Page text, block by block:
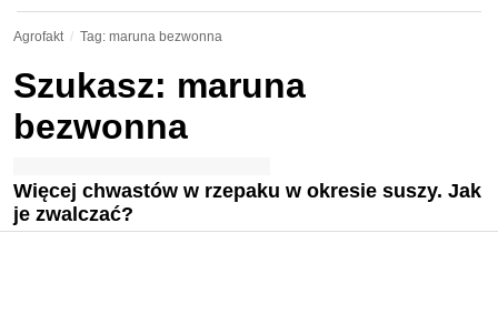
Agrofakt Tag: maruna bezwonna
Szukasz: maruna
bezwonna
Więcej chwastów w rzepaku w okresie suszy. Jak
je zwalczać?